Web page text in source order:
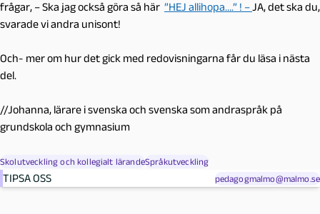
frågar, – Ska jag också göra så här ”HEJ allihopa….” ! –JA, det ska du,
svarade vi andra unisont!
Och- mer om hur det gick med redovisningarna får du läsa i nästa
del.
//Johanna, lärare i svenska och svenska som andraspråk på
grundskola och gymnasium
Skolutveckling och kollegialt lärandeSpråkutveckling
TIPSA OSS pedagogmalmo@malmo.se